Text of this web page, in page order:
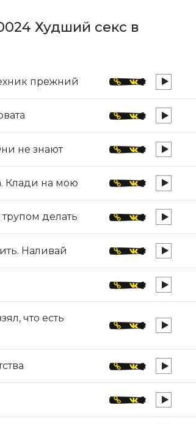
Худший секс в
прежний
не знают
Клади на мою
делать
Наливай
что есть